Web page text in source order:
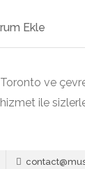
Ekle
ve
ile